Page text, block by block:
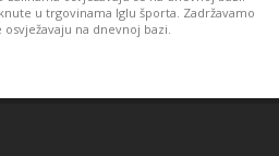
u trgovinama Iglu športa. Zadržavamo
na dnevnoj bazi.